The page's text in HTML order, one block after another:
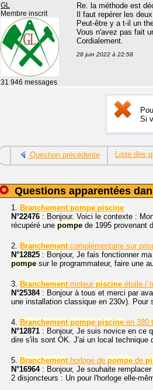
GL
Membre inscrit
31 946 messages
Re. la méthode est
Il faut repérer les
Peut-être y a t-il un
Vous n'avez pas fait
Cordialement.
28 juin 2022 à 22:58
Si
Question précédente Liste des
Questions apparentées
1. Branchement pompe piscine
N°22476 : Bonjour. Voici le contexte :
récupéré une pompe de 1995 provenant
2. Branchement complémentaire sur
N°12825 : Bonjour, Je fais fonctionner ma
pompe sur le programmateur, faire une
3. Branchement moteur piscine étoile /
N°25384: Bonjour à tous et merci par
une installation classique en 230v). Pour
4. Branchement pompe piscine en 380
N°12871 : Bonjour, Je suis novice en ce
dire s'ils sont OK. J'ai un local technique
5. Branchement horloge de pompe de
N°16964: Bonjour, Je souhaite
2 disjoncteurs : Un pour l'horloge elle-